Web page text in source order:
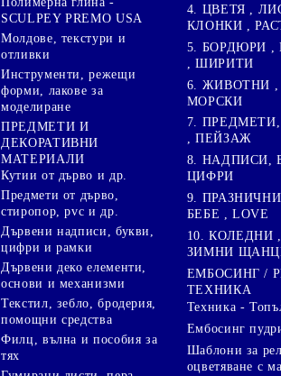
SCULPEY PREMO USA
Молдове, текстури и
отливки
Инструменти, режещи
форми, лакове за
моделиране
ПРЕДМЕТИ И
ДЕКОРАТИВНИ
МАТЕРИАЛИ
Кутии от дърво и др.
Предмети от дърво,
стиропор, pvc и др.
Дървени надписи, букви,
цифри и рамки
Дървени деко елементи,
основи и механизми
Текстил, зебло, бродерия,
помощни средства
Филц, вълна и пособия за
тях
4. ЦВЕТЯ ,
КЛОНКИ ,
5. БОРДЮРИ ,
, ШИРИТИ
6. ЖИВОТНИ ,
МОРСКИ
7.
, ПЕЙЗАЖ
8. НАДПИСИ,
ЦИФРИ
9. ПРАЗНИЧНИ
БЕБЕ , LOVE
10. КОЛЕДНИ ,
ЗИМНИ
ЕМБОСИНГ /
ТЕХНИКА
Техника -
Ембосинг
Шаблони за
оцветяване с